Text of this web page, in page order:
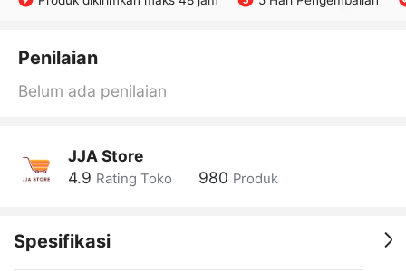
Penilaian
Belum ada penilaian
JJA Store
4.9 Rating Toko 980 Produk
Spesifikasi